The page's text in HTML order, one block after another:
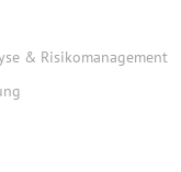
& Risikomanagement